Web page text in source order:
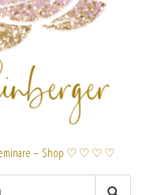
– Shop ♡ ♡ ♡ ♡